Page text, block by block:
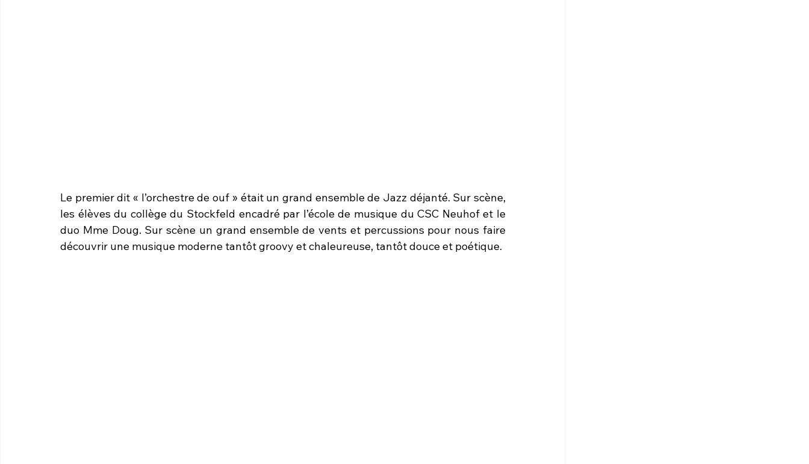
Le premier dit « l’orchestre de ouf » était un grand ensemble de Jazz déjanté. Sur scène,
les élèves du collège du Stockfeld encadré par l’école de musique du CSC Neuhof et le
duo Mme Doug. Sur scène un grand ensemble de vents et percussions pour nous faire
découvrir une musique moderne tantôt groovy et chaleureuse, tantôt douce et poétique.